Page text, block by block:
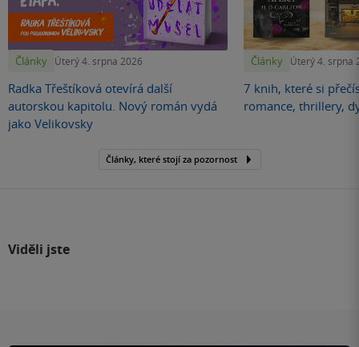
Články Úterý 4. srpna 2026
Radka Třeštíková otevírá další
autorskou kapitolu. Nový román vydá
jako Velikovsky
Články Úterý 4. srpna
7 knih, které si
romance, thrillery,
Články, které stojí za pozornost
Viděli jste